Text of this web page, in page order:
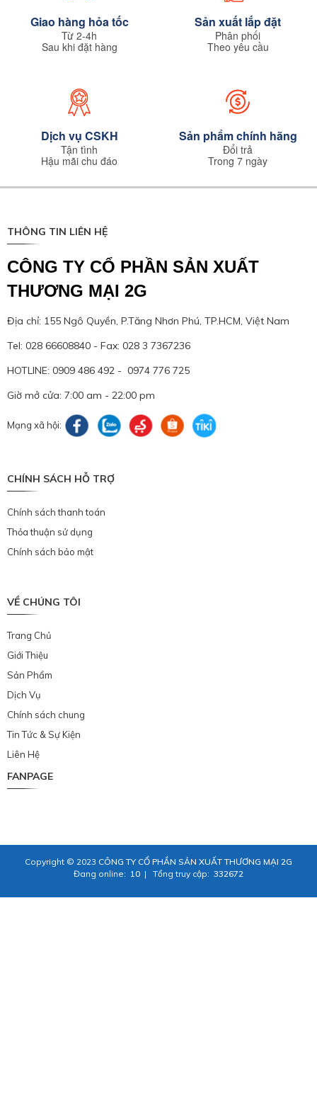
Giao hàng hỏa tốc
Từ 2-4h
Sau khi đặt hàng
Sản xuất lắp đặt
Phân phối
Theo yêu cầu
Dịch vụ CSKH
Tận tình
Hậu mãi chu đáo
Sản phẩm chính hãng
Đổi trả
Trong 7 ngày
THÔNG TIN LIÊN HỆ
CÔNG TY CỔ PHẦN SẢN XUẤT
THƯƠNG MẠI 2G
Địa chỉ: 155 Ngô Quyền, P.Tăng Nhơn Phú, TP.HCM, Việt Nam
Tel: 028 66608840 - Fax: 028 3 7367236
HOTLINE: 0909 486 492 - 0974 776 725
Giờ mở cửa: 7:00 am - 22:00 pm
Mạng xã hội:
CHÍNH SÁCH HỖ TRỢ
Chính sách thanh toán
Thỏa thuận sử dụng
Chính sách bảo mật
VỀ CHÚNG TÔI
Trang Chủ
Giới Thiệu
Sản Phẩm
Dịch Vụ
Chính sách chung
Tin Tức & Sự Kiện
Liên Hệ
FANPAGE
Copyright © 2023 CÔNG TY CỔ PHẦN SẢN XUẤT THƯƠNG MẠI 2G
Đang online: 10 | Tổng truy cập: 332672